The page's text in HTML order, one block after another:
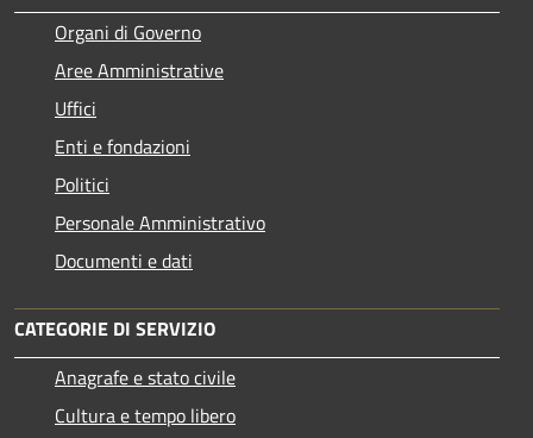
Organi di Governo
Aree Amministrative
Uffici
Enti e fondazioni
Politici
Personale Amministrativo
Documenti e dati
CATEGORIE DI SERVIZIO
Anagrafe e stato civile
Cultura e tempo libero